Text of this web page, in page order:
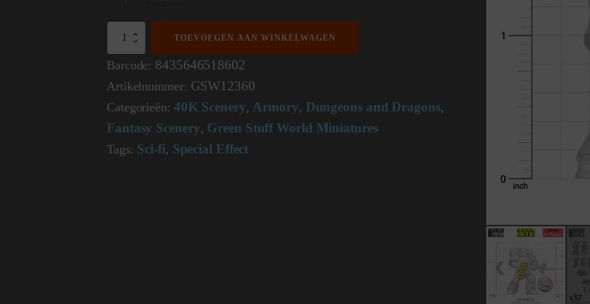
set
Bullet
37x
12360
TOEVOEGEN AAN WINKELWAGEN
Barcode: 8435646518602
Artikelnummer: GSW12360
Categorieën: 40K Scenery,Armory, Dungeons and Dragons,
Fantasy Scenery, Green Stuff World Miniatures
Tags: Sci-fi, Special Effect